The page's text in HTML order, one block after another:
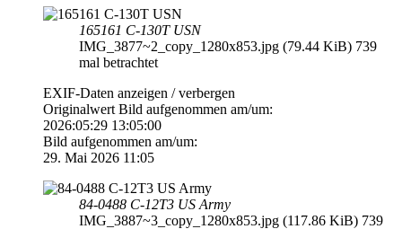
165161 C-130T USN
IMG_3877~2_copy_1280x853.jpg (79.44 KiB) 739
mal betrachtet
EXIF-Daten anzeigen / verbergen
Originalwert Bild aufgenommen am/um:
2026:05:29 13:05:00
Bild aufgenommen am/um:
29. Mai 2026 11:05
84-0488 C-12T3 US Army
IMG_3887~3_copy_1280x853.jpg (117.86 KiB) 739